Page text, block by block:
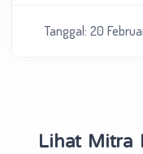
Tanggal: 20
Lihat Mitra